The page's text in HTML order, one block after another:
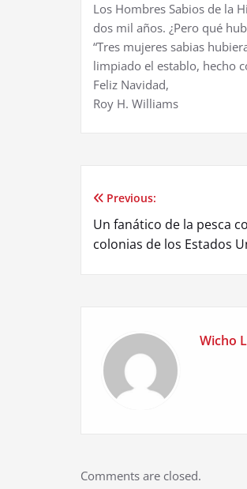
Los Hombres Sabios de la
dos mil años. ¿Pero qué
“Tres mujeres sabias
limpiado el establo, hecho
Feliz Navidad,
Roy H. Williams
Post
navigation
Previous:
Un fanático de la pesca
colonias de los Estados
Wicho
Comments are closed.